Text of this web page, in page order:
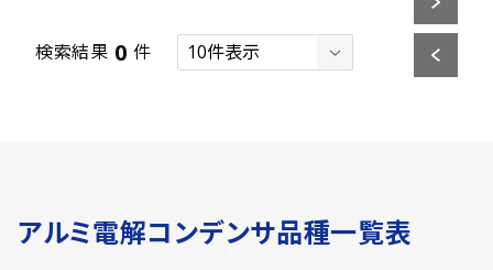
検索結果 0 件
アルミ電解コンデンサ品種一覧表